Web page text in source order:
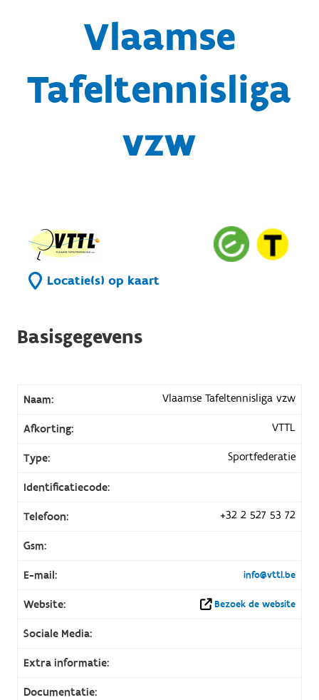
Vlaamse
Tafeltennisliga
vzw
Locatie(s) op kaart
Basisgegevens
Naam: Vlaamse Tafeltennisliga vzw
Afkorting: VTTL
Type: Sportfederatie
Identificatiecode:
Telefoon: +32 2 527 53 72
Gsm:
E-mail: info@vttl.be
Website: Bezoek de website
Sociale Media:
Extra informatie:
Documentatie: